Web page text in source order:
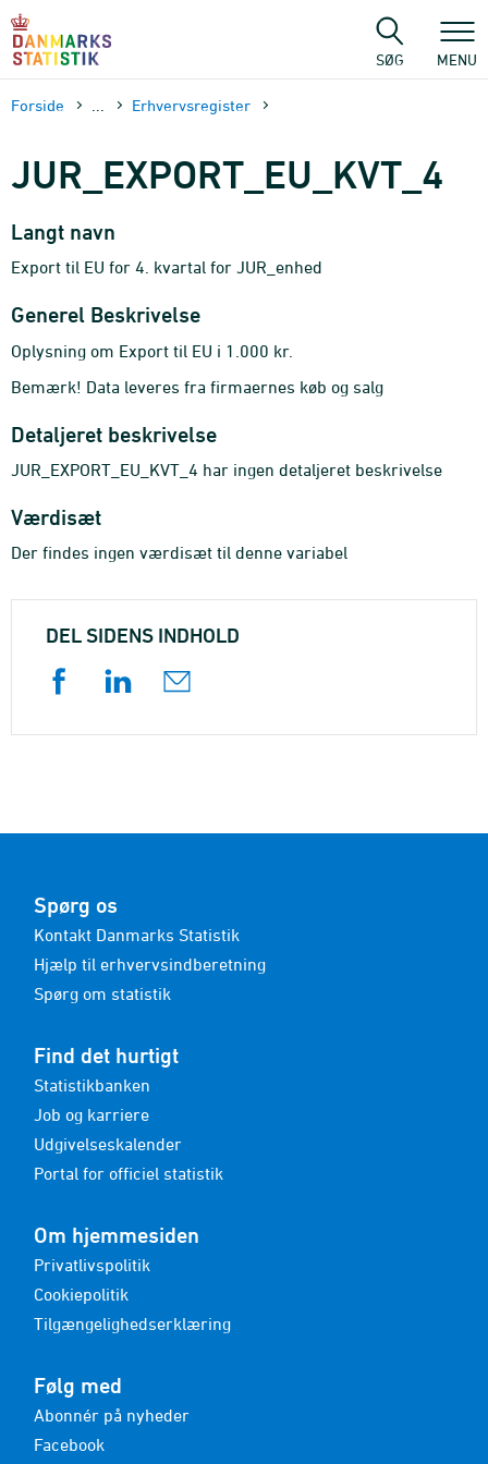
sidens
SØG MENU
Forside Erhvervsregister
JUR_EXPORT_EU_KVT_4
Langt navn
Export til EU for 4. kvartal for JUR_enhed
Generel Beskrivelse
Oplysning om Export til EU i 1.000 kr.
Bemærk! Data leveres fra firmaernes køb og salg
Detaljeret beskrivelse
JUR_EXPORT_EU_KVT_4 har ingen detaljeret beskrivelse
Værdisæt
Der findes ingen værdisæt til denne variabel
DEL SIDENS INDHOLD
Spørg os
Kontakt Danmarks Statistik
Hjælp til erhvervsindberetning
Spørg om statistik
Find det hurtigt
Statistikbanken
Job og karriere
Udgivelseskalender
Portal for officiel statistik
Om hjemmesiden
Privatlivspolitik
Cookiepolitik
Tilgængelighedserklæring
Følg med
Abonnér på nyheder
Facebook